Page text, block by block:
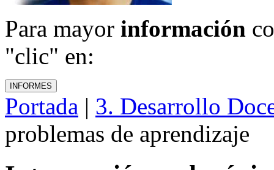
Para mayor información
"clic" en:
Portada | 3. Desarrollo
problemas de aprendizaje